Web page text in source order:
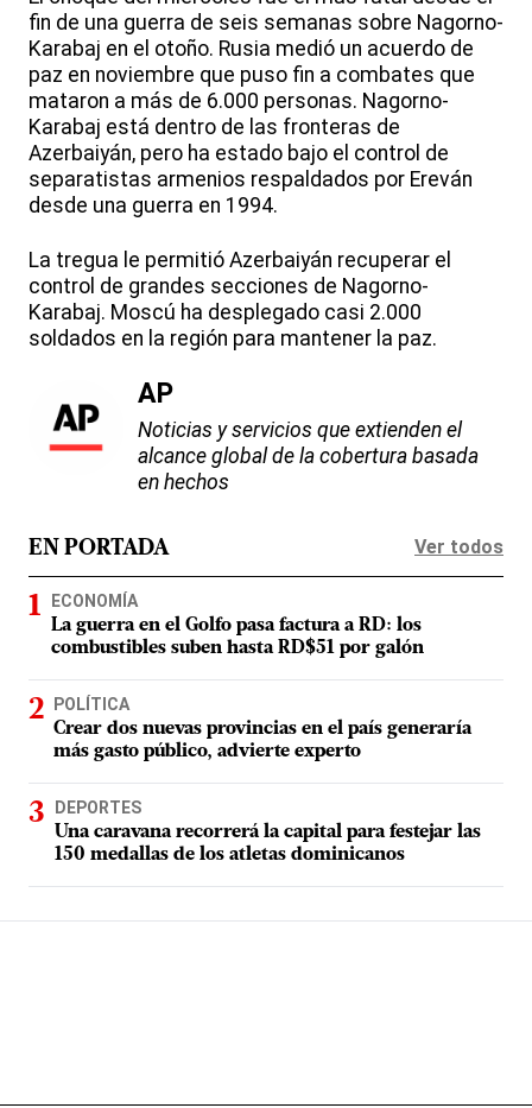
fin de una guerra de seis semanas sobre Nagorno-
Karabaj en el otoño. Rusia medió un acuerdo de
paz en noviembre que puso fin a combates que
mataron a más de 6.000 personas. Nagorno-
Karabaj está dentro de las fronteras de
Azerbaiyán, pero ha estado bajo el control de
separatistas armenios respaldados por Ereván
desde una guerra en 1994.
La tregua le permitió Azerbaiyán recuperar el
control de grandes secciones de Nagorno-
Karabaj. Moscú ha desplegado casi 2.000
soldados en la región para mantener la paz.
AP
Noticias y servicios que extienden el
alcance global de la cobertura basada
en hechos
EN PORTADA Ver todos
ECONOMÍA
La guerra en el Golfo pasa factura a RD: los
combustibles suben hasta RD$51 por galón
POLÍTICA
Crear dos nuevas provincias en el país generaría
más gasto público, advierte experto
DEPORTES
Una caravana recorrerá la capital para festejar las
150 medallas de los atletas dominicanos